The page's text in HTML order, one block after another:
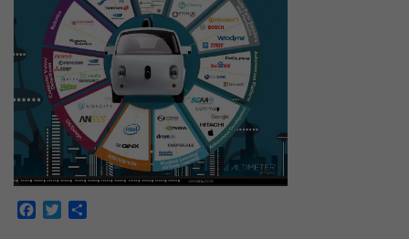
Facebook
Twitter